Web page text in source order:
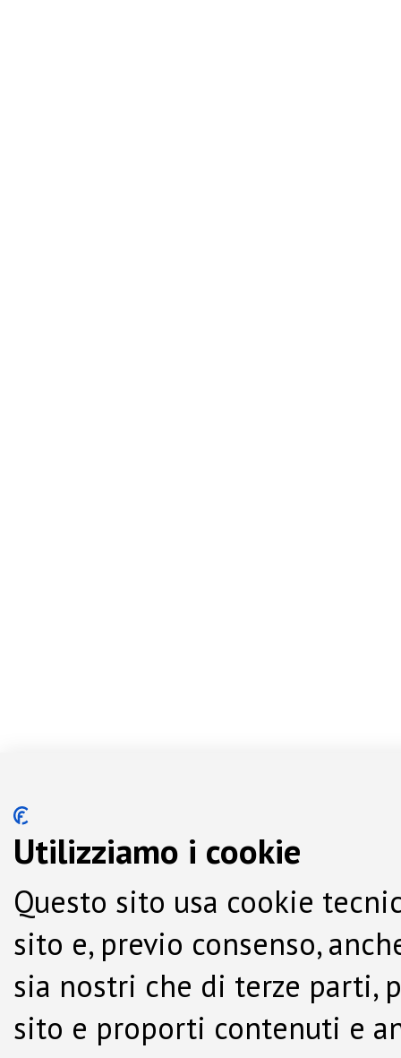
Utilizziamo i cookie
Questo sito usa cookie
sito e, previo consenso,
sia nostri che di terze parti,
sito e proporti contenuti e